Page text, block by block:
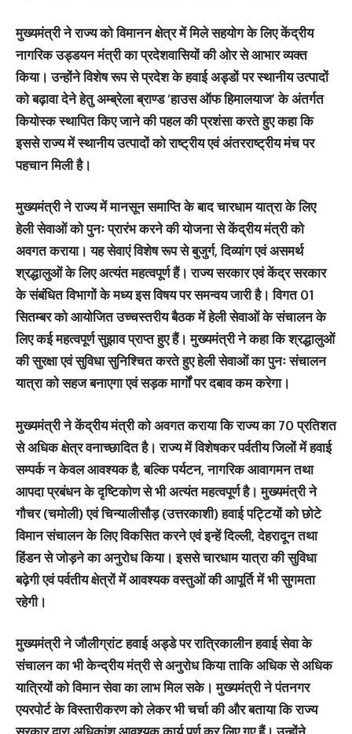
मुख्यमंत्री ने राज्य को विमानन क्षेत्र में मिले सहयोग के लिए केंद्रीय
नागरिक उड्डयन मंत्री का प्रदेशवासियों की ओर से आभार व्यक्त
किया। उन्होंने विशेष रूप से प्रदेश के हवाई अड्डों पर स्थानीय उत्पादों
को बढ़ावा देने हेतु अम्ब्रेला ब्राण्ड ‘हाउस ऑफ हिमालयाज’ के अंतर्गत
कियोस्क स्थापित किए जाने की पहल की प्रशंसा करते हुए कहा कि
इससे राज्य में स्थानीय उत्पादों को राष्ट्रीय एवं अंतरराष्ट्रीय मंच पर
पहचान मिली है।
मुख्यमंत्री ने राज्य में मानसून समाप्ति के बाद चारधाम यात्रा के लिए
हेली सेवाओं को पुनः प्रारंभ करने की योजना से केंद्रीय मंत्री को
अवगत कराया। यह सेवाएं विशेष रूप से बुजुर्ग, दिव्यांग एवं असमर्थ
श्रद्धालुओं के लिए अत्यंत महत्वपूर्ण हैं। राज्य सरकार एवं केंद्र सरकार
के संबंधित विभागों के मध्य इस विषय पर समन्वय जारी है। विगत 01
सितम्बर को आयोजित उच्चस्तरीय बैठक में हेली सेवाओं के संचालन के
लिए कई महत्वपूर्ण सुझाव प्राप्त हुए हैं। मुख्यमंत्री ने कहा कि श्रद्धालुओं
की सुरक्षा एवं सुविधा सुनिश्चित करते हुए हेली सेवाओं का पुनः संचालन
यात्रा को सहज बनाएगा एवं सड़क मार्गों पर दबाव कम करेगा।
मुख्यमंत्री ने केंद्रीय मंत्री को अवगत कराया कि राज्य का 70 प्रतिशत
से अधिक क्षेत्र वनाच्छादित है। राज्य में विशेषकर पर्वतीय जिलों में हवाई
सम्पर्क न केवल आवश्यक है, बल्कि पर्यटन, नागरिक आवागमन तथा
आपदा प्रबंधन के दृष्टिकोण से भी अत्यंत महत्वपूर्ण है। मुख्यमंत्री ने
गौचर (चमोली) एवं चिन्यालीसौड़ (उत्तरकाशी) हवाई पट्टियों को छोटे
विमान संचालन के लिए विकसित करने एवं इन्हें दिल्ली, देहरादून तथा
हिंडन से जोड़ने का अनुरोध किया। इससे चारधाम यात्रा की सुविधा
बढ़ेगी एवं पर्वतीय क्षेत्रों में आवश्यक वस्तुओं की आपूर्ति में भी सुगमता
रहेगी।
मुख्यमंत्री ने जौलीग्रांट हवाई अड्डे पर रात्रिकालीन हवाई सेवा के
संचालन का भी केन्द्रीय मंत्री से अनुरोध किया ताकि अधिक से अधिक
यात्रियों को विमान सेवा का लाभ मिल सके। मुख्यमंत्री ने पंतनगर
एयरपोर्ट के विस्तारीकरण को लेकर भी चर्चा की और बताया कि राज्य